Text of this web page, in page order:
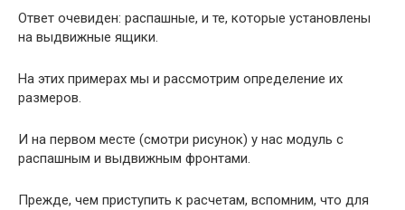
Ответ очевиден: распашные, и те, которые установлены
на выдвижные ящики.
На этих примерах мы и рассмотрим определение их
размеров.
И на первом месте (смотри рисунок) у нас модуль с
распашным и выдвижным фронтами.
Прежде, чем приступить к расчетам, вспомним, что для